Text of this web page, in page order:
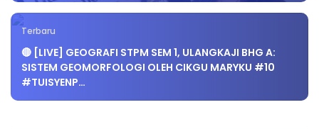
Terbaru
🔴 [LIVE] GEOGRAFI STPM SEM 1, ULANGKAJI BHG A:
SISTEM GEOMORFOLOGI OLEH CIKGU MARYKU #10
#TUISYENP…